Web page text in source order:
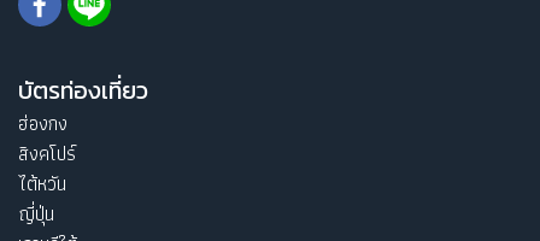
บัตรท่องเที่ยว
ฮ่องกง
สิงคโปร์
ไต้หวัน
ญี่ปุ่น